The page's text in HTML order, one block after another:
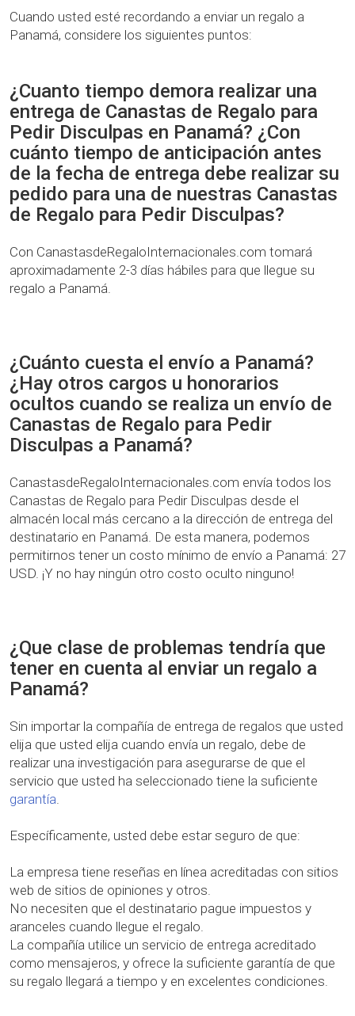
Cuando usted esté recordando a enviar un regalo a
Panamá, considere los siguientes puntos:
¿Cuanto tiempo demora realizar una
entrega de Canastas de Regalo para
Pedir Disculpas en Panamá? ¿Con
cuánto tiempo de anticipación antes
de la fecha de entrega debe realizar su
pedido para una de nuestras Canastas
de Regalo para Pedir Disculpas?
Con CanastasdeRegaloInternacionales.com tomará
aproximadamente 2-3 días hábiles para que llegue su
regalo a Panamá.
¿Cuánto cuesta el envío a Panamá?
¿Hay otros cargos u honorarios
ocultos cuando se realiza un envío de
Canastas de Regalo para Pedir
Disculpas a Panamá?
CanastasdeRegaloInternacionales.com envía todos los
Canastas de Regalo para Pedir Disculpas desde el
almacén local más cercano a la dirección de entrega del
destinatario en Panamá. De esta manera, podemos
permitirnos tener un costo mínimo de envío a Panamá: 27
USD. ¡Y no hay ningún otro costo oculto ninguno!
¿Que clase de problemas tendría que
tener en cuenta al enviar un regalo a
Panamá?
Sin importar la compañía de entrega de regalos que usted
elija que usted elija cuando envía un regalo, debe de
realizar una investigación para asegurarse de que el
servicio que usted ha seleccionado tiene la suficiente
garantía.
Específicamente, usted debe estar seguro de que:
La empresa tiene reseñas en línea acreditadas con sitios
web de sitios de opiniones y otros.
No necesiten que el destinatario pague impuestos y
aranceles cuando llegue el regalo.
La compañía utilice un servicio de entrega acreditado
como mensajeros, y ofrece la suficiente garantía de que
su regalo llegará a tiempo y en excelentes condiciones.